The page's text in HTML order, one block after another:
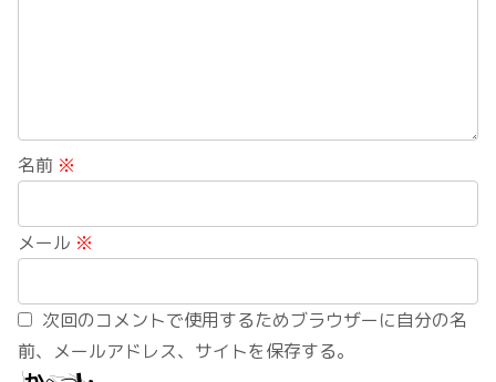
名前 ※
メール ※
次回のコメントで使用するためブラウザーに自分の名
前、メールアドレス、サイトを保存する。